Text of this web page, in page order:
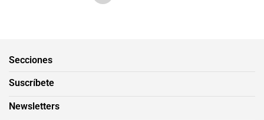
Secciones
Suscríbete
Newsletters